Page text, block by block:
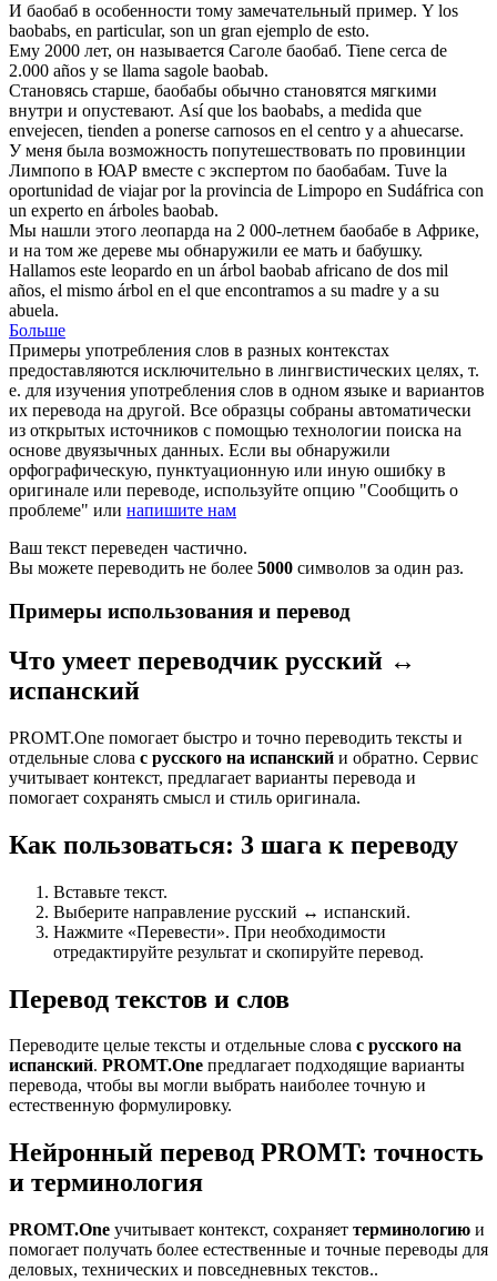
И баобаб в особенности тому замечательный пример. Y los
baobabs, en particular, son un gran ejemplo de esto.
Ему 2000 лет, он называется Саголе баобаб. Tiene cerca de
2.000 años y se llama sagole baobab.
Становясь старше, баобабы обычно становятся мягкими
внутри и опустевают. Así que los baobabs, a medida que
envejecen, tienden a ponerse carnosos en el centro y a ahuecarse.
У меня была возможность попутешествовать по провинции
Лимпопо в ЮАР вместе с экспертом по баобабам. Tuve la
oportunidad de viajar por la provincia de Limpopo en Sudáfrica con
un experto en árboles baobab.
Мы нашли этого леопарда на 2 000-летнем баобабе в Африке,
и на том же дереве мы обнаружили ее мать и бабушку.
Hallamos este leopardo en un árbol baobab africano de dos mil
años, el mismo árbol en el que encontramos a su madre y a su
abuela.
Больше
Примеры употребления слов в разных контекстах
предоставляются исключительно в лингвистических целях, т.
е. для изучения употребления слов в одном языке и вариантов
их перевода на другой. Все образцы собраны автоматически
из открытых источников с помощью технологии поиска на
основе двуязычных данных. Если вы обнаружили
орфографическую, пунктуационную или иную ошибку в
оригинале или переводе, используйте опцию "Сообщить о
проблеме" или напишите нам
Ваш текст переведен частично.
Вы можете переводить не более 5000 символов за один раз.
Примеры использования и перевод
Что умеет переводчик русский ↔
испанский
PROMT.One помогает быстро и точно переводить тексты и
отдельные слова с русского на испанский и обратно. Сервис
учитывает контекст, предлагает варианты перевода и
помогает сохранять смысл и стиль оригинала.
Как пользоваться: 3 шага к переводу
Вставьте текст.
Выберите направление русский ↔ испанский.
Нажмите «Перевести». При необходимости
отредактируйте результат и скопируйте перевод.
Перевод текстов и слов
Переводите целые тексты и отдельные слова с русского на
испанский. PROMT.One предлагает подходящие варианты
перевода, чтобы вы могли выбрать наиболее точную и
естественную формулировку.
Нейронный перевод PROMT: точность
и терминология
PROMT.One учитывает контекст, сохраняет терминологию и
помогает получать более естественные и точные переводы для
деловых, технических и повседневных текстов..